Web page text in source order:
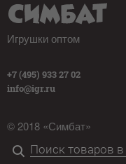
Игрушки оптом
+7 (495) 933 27 02
info@igr.ru
© 2018 «Симбат»